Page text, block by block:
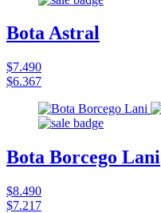
Bota Astral
$7.490
$6.367
Bota Borcego Lani
$8.490
$7.217